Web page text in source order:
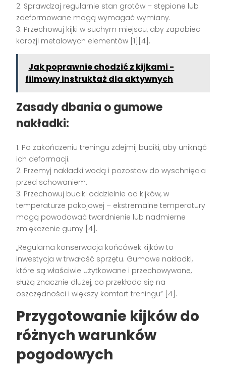
2. Sprawdzaj regularnie stan grotów – stępione lub
zdeformowane mogą wymagać wymiany.
3. Przechowuj kijki w suchym miejscu, aby zapobiec
korozji metalowych elementów [1][4].
Jak poprawnie chodzić z kijkami -
filmowy instruktaż dla aktywnych
Zasady dbania o gumowe
nakładki:
1. Po zakończeniu treningu zdejmij buciki, aby uniknąć
ich deformacji.
2. Przemyj nakładki wodą i pozostaw do wyschnięcia
przed schowaniem.
3. Przechowuj buciki oddzielnie od kijków, w
temperaturze pokojowej – ekstremalne temperatury
mogą powodować twardnienie lub nadmierne
zmiękczenie gumy [4].
„Regularna konserwacja końcówek kijków to
inwestycja w trwałość sprzętu. Gumowe nakładki,
które są właściwie użytkowane i przechowywane,
służą znacznie dłużej, co przekłada się na
oszczędności i większy komfort treningu” [4].
Przygotowanie kijków do
różnych warunków
pogodowych